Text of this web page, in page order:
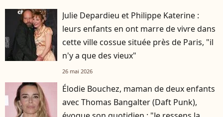
Julie Depardieu et Philippe Katerine :
leurs enfants en ont marre de vivre dans
cette ville cossue située près de Paris, "il
n'y a que des vieux"
26 mai 2026
Élodie Bouchez, maman de deux enfants
avec Thomas Bangalter (Daft Punk),